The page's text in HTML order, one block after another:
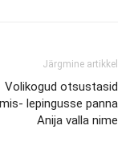
Järgmine artikkel
Volikogud otsustasid
lepingusse panna
Anija valla nime